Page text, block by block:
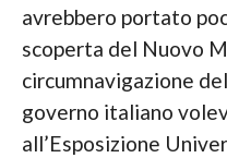
avrebbero portato
scoperta del Nuovo
circumnavigazione
governo italiano
all’Esposizione